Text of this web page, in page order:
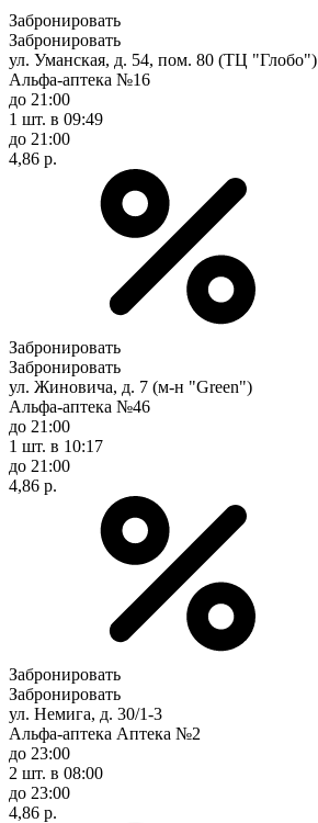
Забронировать
Забронировать
ул. Уманская, д. 54, пом. 80 (ТЦ "Глобо")
Альфа-аптека №16
до 21:00
1 шт. в 09:49
до 21:00
4,86 р.
Забронировать
Забронировать
ул. Жиновича, д. 7 (м-н "Green")
Альфа-аптека №46
до 21:00
1 шт. в 10:17
до 21:00
4,86 р.
Забронировать
Забронировать
ул. Немига, д. 30/1-3
Альфа-аптека Аптека №2
до 23:00
2 шт. в 08:00
до 23:00
4,86 р.